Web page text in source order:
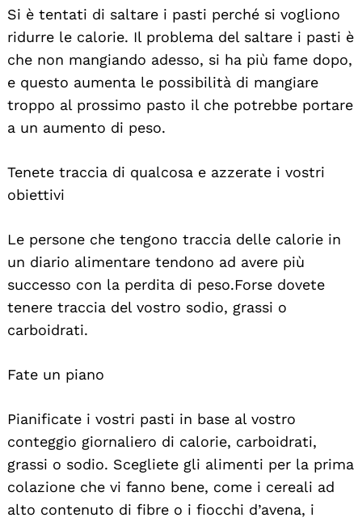
Si è tentati di saltare i pasti perché si vogliono
ridurre le calorie. Il problema del saltare i pasti è
che non mangiando adesso, si ha più fame dopo,
e questo aumenta le possibilità di mangiare
troppo al prossimo pasto il che potrebbe portare
a un aumento di peso.
Tenete traccia di qualcosa e azzerate i vostri
obiettivi
Le persone che tengono traccia delle calorie in
un diario alimentare tendono ad avere più
successo con la perdita di peso. Forse dovete
tenere traccia del vostro sodio, grassi o
carboidrati.
Fate un piano
Pianificate i vostri pasti in base al vostro
conteggio giornaliero di calorie, carboidrati,
grassi o sodio. Scegliete gli alimenti per la prima
colazione che vi fanno bene, come i cereali ad
alto contenuto di fibre o i fiocchi d’avena, i